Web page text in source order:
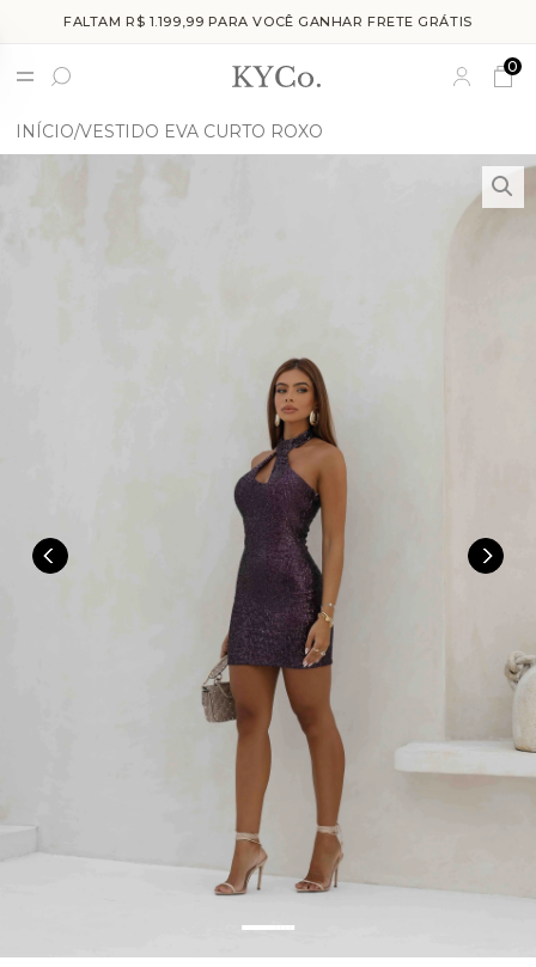
FALTAM R$ 1.199,99 PARA VOCÊ GANHAR FRETE GRÁTIS
0
INÍCIO VESTIDO EVA CURTO ROXO